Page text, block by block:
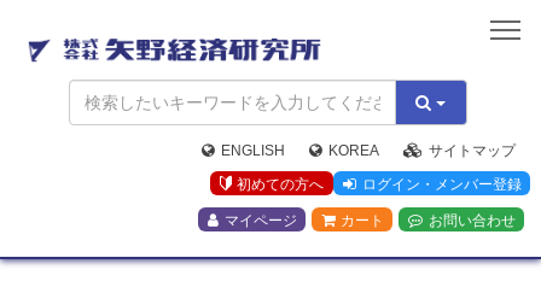
矢
野
経
済
研
究
所
ENGLISH KOREA
サイトマップ
初めての方へ
ログイン・メンバー登録
マイページ カート お問い合わせ